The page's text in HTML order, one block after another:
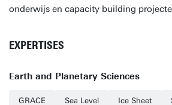
onderwijs en capacity building
EXPERTISES
Earth and Planetary Sciences
GRACE Sea Level Ice Sheet